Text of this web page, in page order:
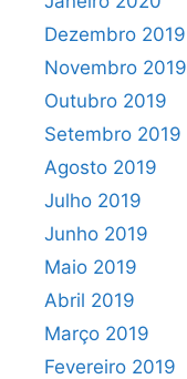
Dezembro 2019
Novembro 2019
Outubro 2019
Setembro 2019
Agosto 2019
Julho 2019
Junho 2019
Maio 2019
Abril 2019
Março 2019
Fevereiro 2019